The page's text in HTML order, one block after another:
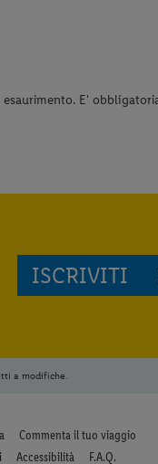
E'
ISCRIVITI
a modifiche.
Commenta il tuo viaggio
Accessibilità F.A.Q.